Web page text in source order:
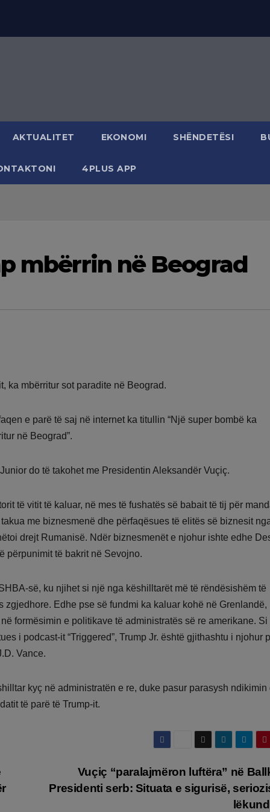
AKTUALITET EKONOMI SHËNDETËSI
4PLUS APP
mbërrin në Beograd
ka mbërritur sot paradite në Beograd.
e parë të saj në internet ka titullin “Një super bombë ka
në Beograd”.
do të takohet me Presidentin Aleksandër Vuçiç.
të vitit të kaluar, në mes të fushatës së babait të tij për
me biznesmenë dhe përfaqësues të elitës së biznesit
drejt Rumanisë. Ndër biznesmenët e njohur ishte edhe
përpunimit të bakrit në Sevojno.
së, ku njihet si një nga këshilltarët më të rëndësishëm të
zgjedhore. Edhe pse së fundmi ka kaluar kohë në Grenlandë,
formësimin e politikave të administratës së re amerikane. Si
i podcast-it “Triggered”, Trump Jr. është gjithashtu i njohur
Vance.
kyç në administratën e re, duke pasur parasysh ndikimin
të parë të Trump-it.
Vuçiç “paralajmëron luftëra” në
Presidenti serb: Situata e sigurisë,